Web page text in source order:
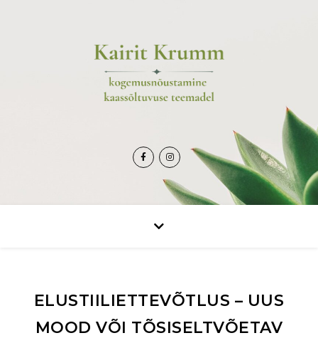
ELUSTIILIETTEVÕTLUS – UUS
MOOD VÕI TÕSISELTVÕETAV